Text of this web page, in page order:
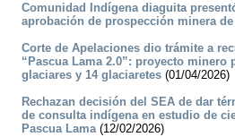
Comunidad Indígena diaguita
aprobación de prospección minera
Corte de Apelaciones dio trámite a
“Pascua Lama 2.0”: proyecto minero
glaciares y 14 glaciaretes (01/04/2026)
Rechazan decisión del SEA de dar
de consulta indígena en estudio de
Pascua Lama(12/02/2026)